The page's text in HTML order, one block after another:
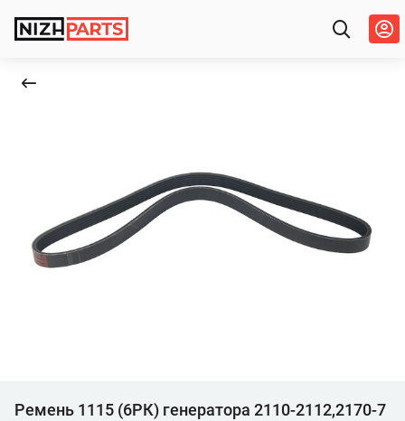
Ремень 1115 (6РК) генератора 2110-2112,2170-7